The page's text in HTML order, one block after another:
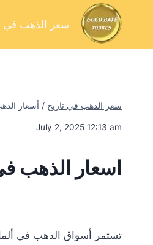
سعر الذهب في
سعر الذهب في تاريخ / أسعار الذهب في ألمانيا
July 2, 2025 12:13 am
اسعار الذهب في
تستمر أسواق الذهب في